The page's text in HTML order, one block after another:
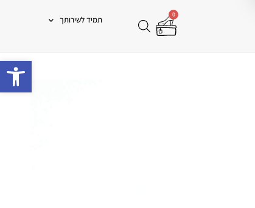
0
תמיד לשירותך